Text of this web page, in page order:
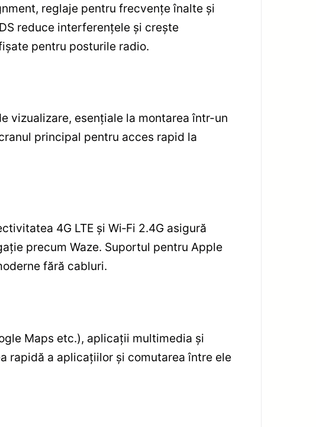
reglaje pentru frecvențe înalte și
reduce interferențele și crește
pentru posturile radio.
vizualizare, esențiale la montarea într-un
principal pentru acces rapid la
4G LTE și Wi‑Fi 2.4G asigură
precum Waze. Suportul pentru Apple
fără cabluri.
Maps etc.), aplicații multimedia și
rapidă a aplicațiilor și comutarea între ele